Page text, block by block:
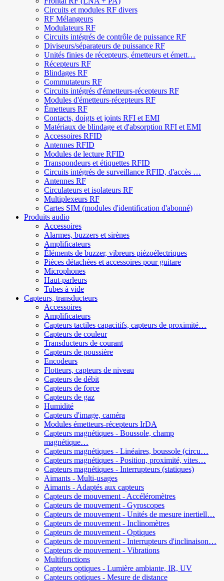
Circuits et modules RF divers
RF Mélangeurs
Modulateurs RF
Circuits intégrés de contrôle de puissance RF
Diviseurs/séparateurs de puissance RF
Unités finies de récepteurs, émetteurs et émett…
Récepteurs RF
Blindages RF
Commutateurs RF
Circuits intégrés d'émetteurs-récepteurs RF
Modules d'émetteurs-récepteurs RF
Émetteurs RF
Contacts, doigts et joints RFI et EMI
Matériaux de blindage et d'absorption RFI et EMI
Accessoires RFID
Antennes RFID
Modules de lecture RFID
Transpondeurs et étiquettes RFID
Circuits intégrés de surveillance RFID, d'accès …
Antennes RF
Circulateurs et isolateurs RF
Multiplexeurs RF
Cartes SIM (modules d'identification d'abonné)
Produits audio
Accessoires
Alarmes, buzzers et sirènes
Amplificateurs
Éléments de buzzer, vibreurs piézoélectriques
Pièces détachées et accessoires pour guitare
Microphones
Haut-parleurs
Tubes à vide
Capteurs, transducteurs
Accessoires
Amplificateurs
Capteurs tactiles capacitifs, capteurs de proximité…
Capteurs de couleur
Transducteurs de courant
Capteurs de poussière
Encodeurs
Flotteurs, capteurs de niveau
Capteurs de débit
Capteurs de force
Capteurs de gaz
Humidité
Capteurs d'image, caméra
Modules émetteurs-récepteurs IrDA
Capteurs magnétiques - Boussole, champ
magnétique…
Capteurs magnétiques - Linéaires, boussole (circu…
Capteurs magnétiques - Position, proximité, vites…
Capteurs magnétiques - Interrupteurs (statiques)
Aimants - Multi-usages
Aimants - Adaptés aux capteurs
Capteurs de mouvement - Accéléromètres
Capteurs de mouvement - Gyroscopes
Capteurs de mouvement - Unités de mesure inertiell…
Capteurs de mouvement - Inclinomètres
Capteurs de mouvement - Optiques
Capteurs de mouvement - Interrupteurs d'inclinaison…
Capteurs de mouvement - Vibrations
Multifonctions
Capteurs optiques - Lumière ambiante, IR, UV
Capteurs optiques - Mesure de distance